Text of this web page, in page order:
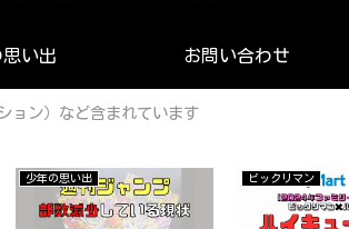
い出 お問い合わせ
ョン）など含まれています
少年の思い出 ビックリマン